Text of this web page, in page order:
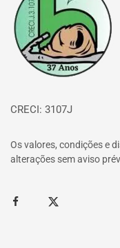
CRECI: 3107J
Os valores, condições e
alterações sem aviso
FacebookTwitter